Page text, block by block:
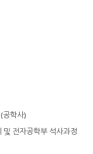
공학사)
전자공학부 석사과정